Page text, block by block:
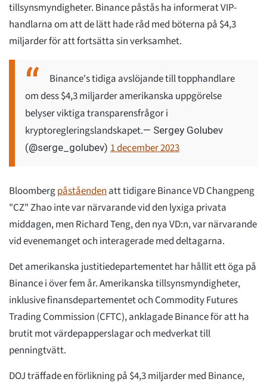
tillsynsmyndigheter. Binance påstås ha informerat VIP-
handlarna om att de lätt hade råd med böterna på $4,3
miljarder för att fortsätta sin verksamhet.
Binance's tidiga avslöjande till topphandlare
om dess $4,3 miljarder amerikanska uppgörelse
belyser viktiga transparensfrågor i
kryptoregleringslandskapet.— Sergey Golubev
(@serge_golubev) 1 december 2023
Bloombergpåståendenatt tidigare Binance VD Changpeng
"CZ" Zhao inte var närvarande vid den lyxiga privata
middagen, men Richard Teng, den nya VD:n, var närvarande
vid evenemanget och interagerade med deltagarna.
Det amerikanska justitiedepartementet har hållit ett öga på
Binance i över fem år. Amerikanska tillsynsmyndigheter,
inklusive finansdepartementet och Commodity Futures
Trading Commission (CFTC), anklagade Binance för att ha
brutit mot värdepapperslagar och medverkat till
penningtvätt.
DOJ träffade en förlikning på $4,3 miljarder med Binance,